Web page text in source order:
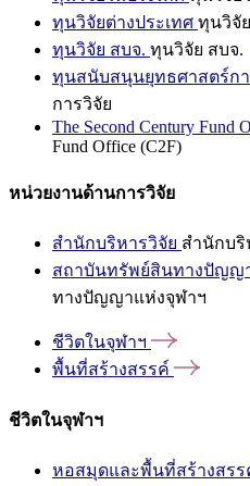
ทุนวิจัยต่างประเทศ ทุนวิจั
ทุนวิจัย สบจ. ทุนวิจัย สบจ.
ทุนสนับสนุนยุทธศาสตร์กา
การวิจัย
The Second Century Fund
Fund Office (C2F)
หน่วยงานด้านการวิจัย
สำนักบริหารวิจัย สำนักบริ
สถาบันทรัพย์สินทางปัญญ
ทางปัญญาแห่งจุฬาฯ
ชีวิตในจุฬาฯ
พื้นที่สร้างสรรค์
ชีวิตในจุฬาฯ
หอสมุดและพื้นที่สร้างสรร